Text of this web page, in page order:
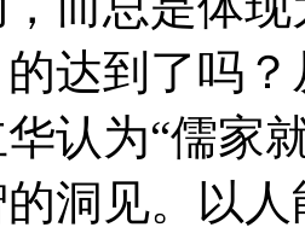
达到了吗
认为“儒家
洞见。以